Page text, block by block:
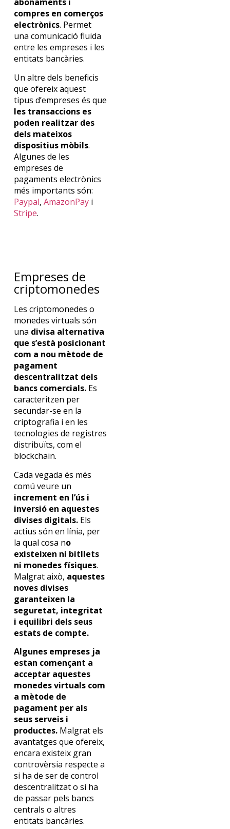
abonaments i
compres en comerços
electrònics. Permet
una comunicació fluida
entre les empreses i les
entitats bancàries.
Un altre dels beneficis
que ofereix aquest
tipus d’empreses és que
les transaccions es
poden realitzar des
dels mateixos
dispositius mòbils.
Algunes de les
empreses de
pagaments electrònics
més importants són:
Paypal, AmazonPayi
Stripe.
Empreses de
criptomonedes
Les criptomonedes o
monedes virtuals són
una divisa alternativa
que s’està posicionant
com a nou mètode de
pagament
descentralitzat dels
bancs comercials.Es
caracteritzen per
secundar-se en la
criptografia i en les
tecnologies de registres
distribuïts, com el
blockchain.
Cada vegada és més
comú veure un
increment en l’ús i
inversió en aquestes
divises digitals.Els
actius són en línia, per
la qual cosa no
existeixen ni bitllets
ni monedes físiques.
Malgrat això, aquestes
noves divises
garanteixen la
seguretat, integritat
i equilibri dels seus
estats de compte.
Algunes empreses ja
estan començant a
acceptar aquestes
monedes virtuals com
a mètode de
pagament per als
seus serveis i
productes.Malgrat els
avantatges que ofereix,
encara existeix gran
controvèrsia respecte a
si ha de ser de control
descentralitzat o si ha
de passar pels bancs
centrals o altres
entitats bancàries.